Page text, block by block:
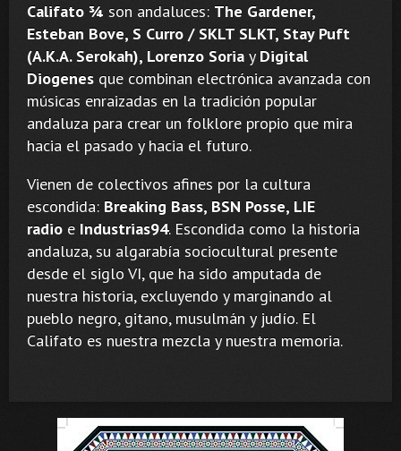
Califato ¾ son andaluces: The Gardener,
Esteban Bove, S Curro / SKLT SLKT, Stay Puft
(A.K.A. Serokah), Lorenzo Soria y Digital
Diogenes que combinan electrónica avanzada con
músicas enraizadas en la tradición popular
andaluza para crear un folklore propio que mira
hacia el pasado y hacia el futuro.
Vienen de colectivos afines por la cultura
escondida: Breaking Bass, BSN Posse, LIE
radio e Industrias94. Escondida como la historia
andaluza, su algarabía sociocultural presente
desde el siglo VI, que ha sido amputada de
nuestra historia, excluyendo y marginando al
pueblo negro, gitano, musulmán y judío. El
Califato es nuestra mezcla y nuestra memoria.